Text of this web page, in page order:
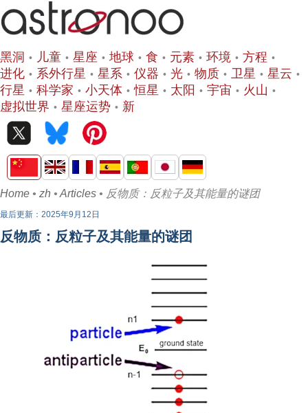
黑洞 儿童 星座 地球 食 元素 环境
方程
进化
系外行星 星系 仪器 光 物质 卫星
星云
行星
科学家 小天体 恒星 太阳 宇宙
火山
虚拟世界
星座运势 新
Home • zh • Articles • 反物质：反粒子及其能量的谜团
最后更新：2025年9月12日
反物质：反粒子及其能量的谜团